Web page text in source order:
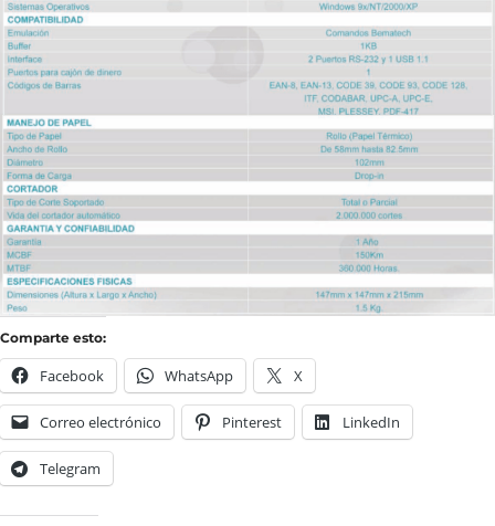
Comparte esto:
Facebook WhatsApp X
Correo electrónico Pinterest LinkedIn
Telegram